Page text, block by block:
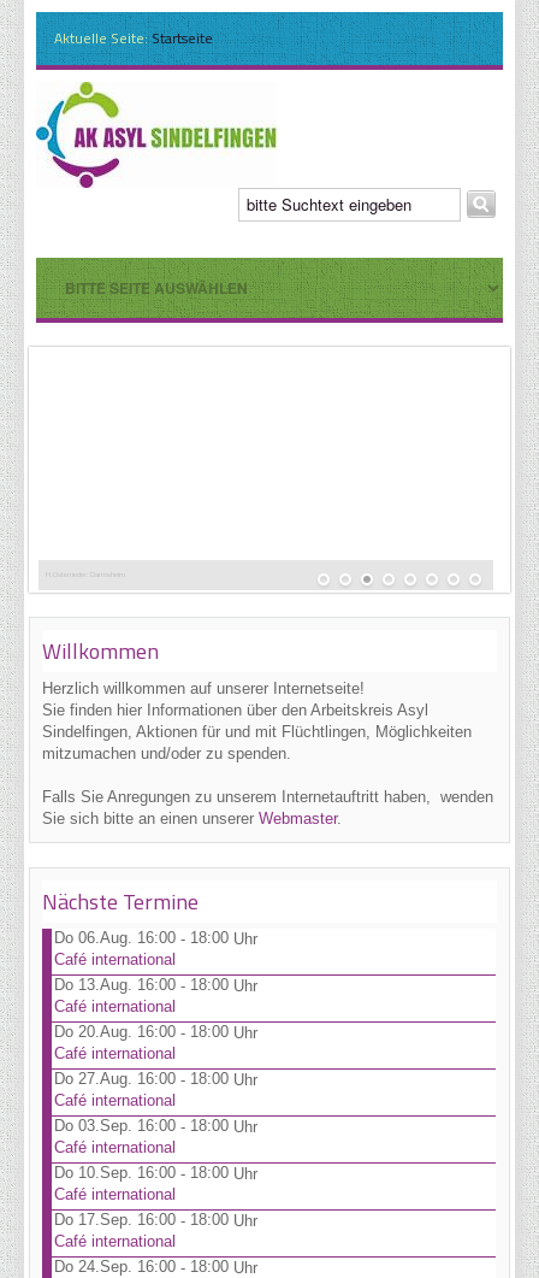
Aktuelle Seite: Startseite
H. Osterrieder: Darmsheim
Willkommen
Herzlich willkommen auf unserer Internetseite!
Sie finden hier Informationen über den Arbeitskreis Asyl
Sindelfingen, Aktionen für und mit Flüchtlingen, Möglichkeiten
mitzumachen und/oder zu spenden.
Falls Sie Anregungen zu unserem Internetauftritt haben, wenden
Sie sich bitte an einen unsererWebmaster.
Nächste Termine
Do 06.Aug. 16:00 - 18:00 Uhr
Café international
Do 13.Aug. 16:00 - 18:00 Uhr
Café international
Do 20.Aug. 16:00 - 18:00 Uhr
Café international
Do 27.Aug. 16:00 - 18:00 Uhr
Café international
Do 03.Sep. 16:00 - 18:00 Uhr
Café international
Do 10.Sep. 16:00 - 18:00 Uhr
Café international
Do 17.Sep. 16:00 - 18:00 Uhr
Café international
Do 24.Sep. 16:00 - 18:00 Uhr